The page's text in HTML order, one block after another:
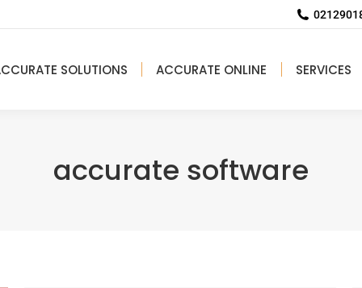
SOLUTIONS ACCURATE ONLINE SERVICES
accurate software